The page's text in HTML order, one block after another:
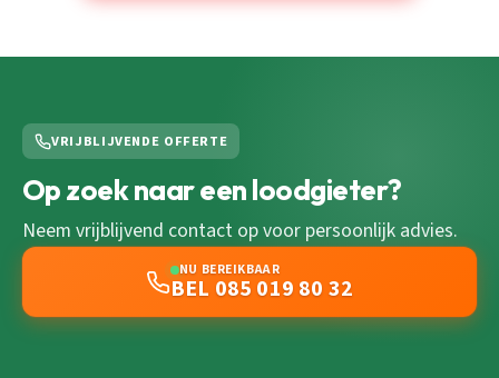
VRIJBLIJVENDE OFFERTE
Op zoek naar een loodgieter?
Neem vrijblijvend contact op voor persoonlijk advies.
NU BEREIKBAAR
BEL 085 019 80 32